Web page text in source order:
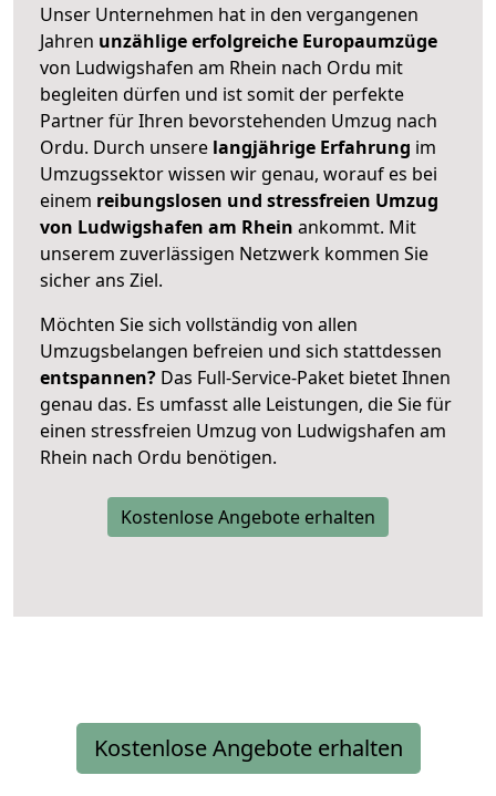
Unser Unternehmen hat in den vergangenen
Jahren unzählige erfolgreiche Europaumzüge
von Ludwigshafen am Rhein nach Ordu mit
begleiten dürfen und ist somit der perfekte
Partner für Ihren bevorstehenden Umzug nach
Ordu. Durch unsere langjährige Erfahrung im
Umzugssektor wissen wir genau, worauf es bei
einem reibungslosen und stressfreien Umzug
von Ludwigshafen am Rhein ankommt. Mit
unserem zuverlässigen Netzwerk kommen Sie
sicher ans Ziel.
Möchten Sie sich vollständig von allen
Umzugsbelangen befreien und sich stattdessen
entspannen? Das Full-Service-Paket bietet Ihnen
genau das. Es umfasst alle Leistungen, die Sie für
einen stressfreien Umzug von Ludwigshafen am
Rhein nach Ordu benötigen.
Kostenlose Angebote erhalten
Kostenlose Angebote erhalten